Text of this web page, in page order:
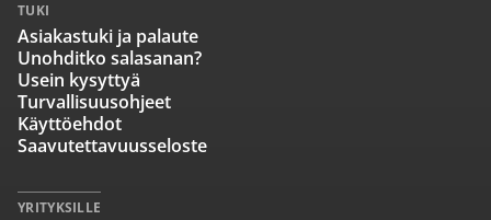
TUKI
Asiakastuki ja palaute
Unohditko salasanan?
Usein kysyttyä
Turvallisuusohjeet
Käyttöehdot
Saavutettavuusseloste
YRITYKSILLE